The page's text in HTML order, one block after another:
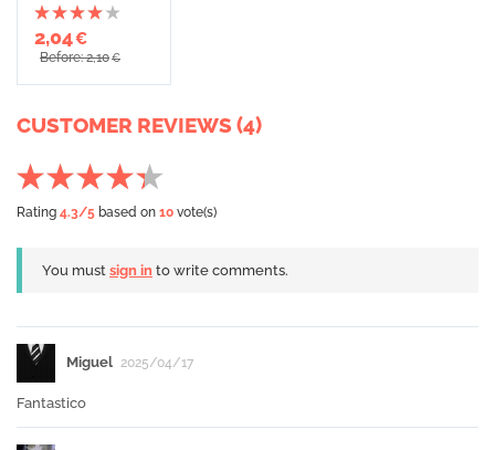
2,04€
Before: 2,10€
CUSTOMER REVIEWS (4)
Rating 4.3/5 based on 10 vote(s)
You must sign in to write comments.
Miguel 2025/04/17
Fantastico